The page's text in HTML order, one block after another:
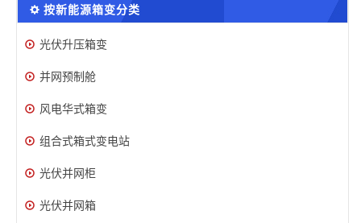
按新能源箱变分类
光伏升压箱变
并网预制舱
风电华式箱变
组合式箱式变电站
光伏并网柜
光伏并网箱